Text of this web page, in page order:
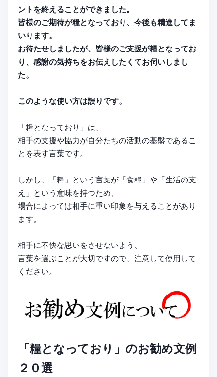
ントを終えることができました。
皆様のご期待が糧となっており、今後も精進してま
いります。
お待たせしましたが、皆様のご支援が糧となってお
り、感謝の気持ちをお伝えしたくてお伺いしまし
た。
このような使い方は誤りです。
「糧となっており」は、
相手の支援や協力が自分たちの活動の基盤であるこ
とを表す言葉です。
しかし、「糧」という言葉が「食糧」や「生活の支
え」という意味を持つため、
場合によっては相手に重い印象を与えることがあり
ます。
相手に不快な思いをさせないよう、
言葉を選ぶことが大切ですので、注意して使用して
ください。
「糧となっており」のお勧め文例
２０選